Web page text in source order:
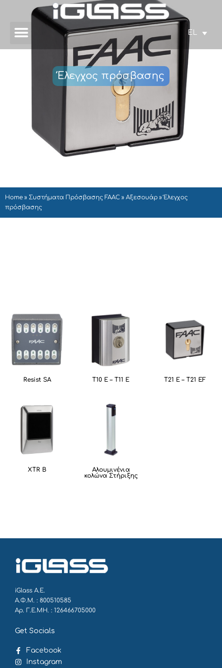
EL
Έλεγχος πρόσβασης
Home » Συστήματα Πρόσβασης FAAC » Αξεσουάρ »Έλεγχος
πρόσβασης
Resist SA T10 E – T11 E T21 E – T21 EF
XTR B
Αλουμινένια
κολώνα Στήριξης
iGlass Α.Ε.
Α.Φ.Μ. : 800510585
Αρ. Γ.Ε.ΜΗ. : 126466705000
Get Socials
Facebook
Instagram